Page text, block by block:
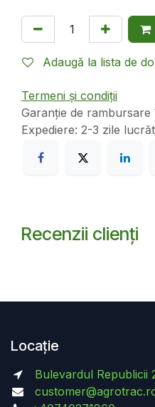
Adaugă la lista de
Termeni și condiții
Garanție de rambursare
Expediere: 2-3 zile
Recenzii clienți
Locație
Bulevardul Republicii